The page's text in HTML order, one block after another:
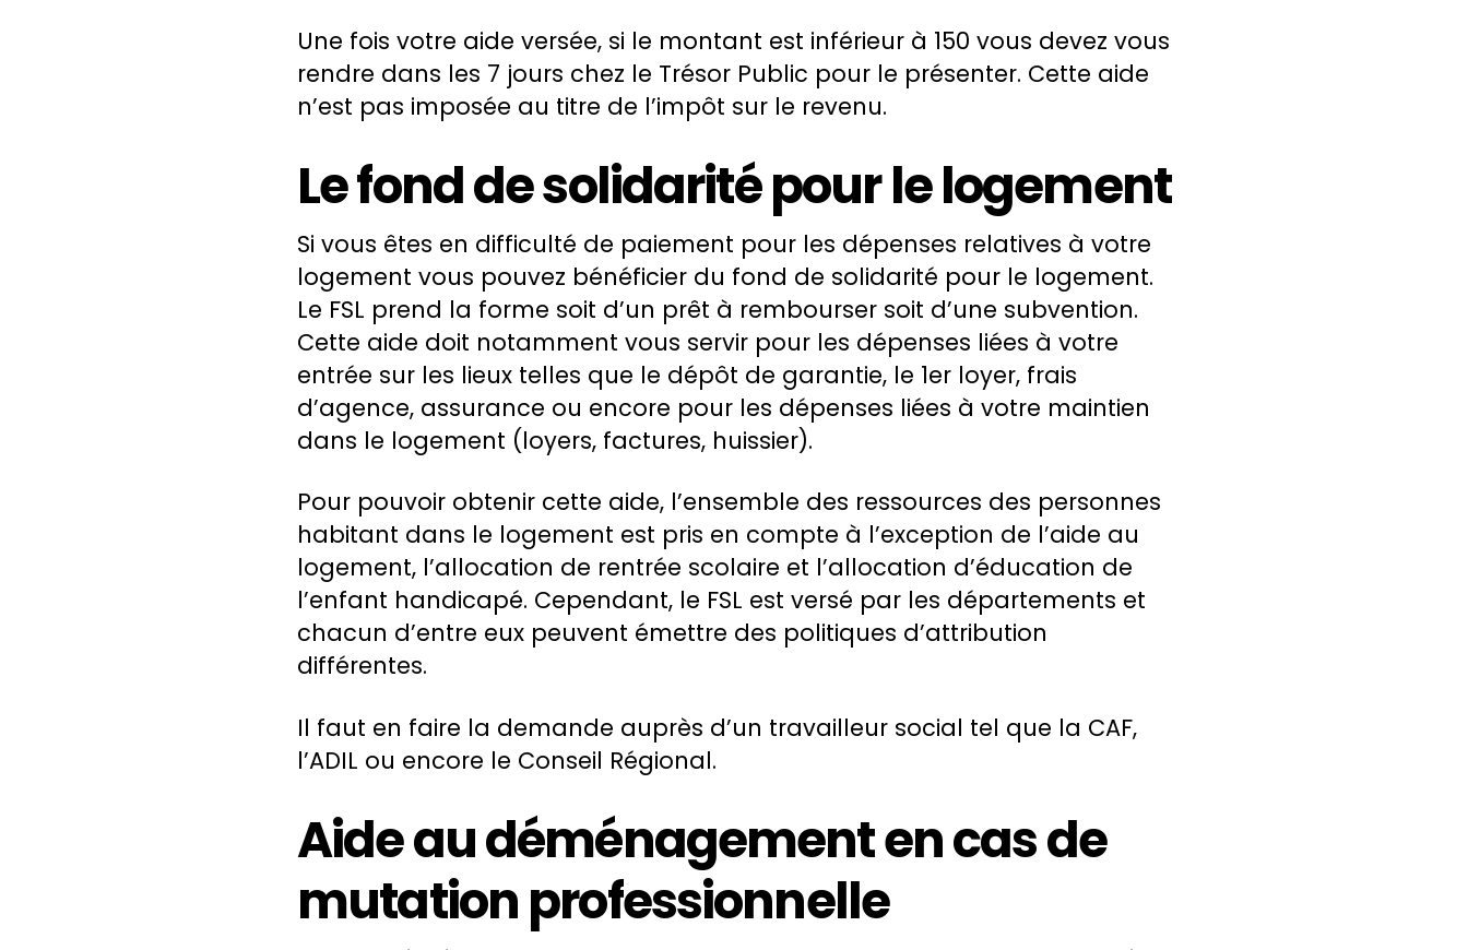
Une fois votre aide versée, si le montant est inférieur à 150 vous devez vous
rendre dans les 7 jours chez le Trésor Public pour le présenter. Cette aide
n’est pas imposée au titre de l’impôt sur le revenu.
Le fond de solidarité pour le logement
Si vous êtes en difficulté de paiement pour les dépenses relatives à votre
logement vous pouvez bénéficier du fond de solidarité pour le logement.
Le FSL prend la forme soit d’un prêt à rembourser soit d’une subvention.
Cette aide doit notamment vous servir pour les dépenses liées à votre
entrée sur les lieux telles que le dépôt de garantie, le 1er loyer, frais
d’agence, assurance ou encore pour les dépenses liées à votre maintien
dans le logement (loyers, factures, huissier).
Pour pouvoir obtenir cette aide, l’ensemble des ressources des personnes
habitant dans le logement est pris en compte à l’exception de l’aide au
logement, l’allocation de rentrée scolaire et l’allocation d’éducation de
l’enfant handicapé. Cependant, le FSL est versé par les départements et
chacun d’entre eux peuvent émettre des politiques d’attribution
différentes.
Il faut en faire la demande auprès d’un travailleur social tel que la CAF,
l’ADIL ou encore le Conseil Régional.
Aide au déménagement en cas de
mutation professionnelle